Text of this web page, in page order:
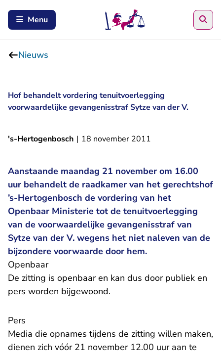
Menu
Nieuws
Hof behandelt vordering tenuitvoerlegging
voorwaardelijke gevangenisstraf Sytze van der V.
's-Hertogenbosch | 18 november 2011
Aanstaande maandag 21 november om 16.00
uur behandelt de raadkamer van het gerechtshof
’s-Hertogenbosch de vordering van het
Openbaar Ministerie tot de tenuitvoerlegging
van de voorwaardelijke gevangenisstraf van
Sytze van der V. wegens het niet naleven van de
bijzondere voorwaarde door hem.
Openbaar
De zitting is openbaar en kan dus door publiek en
pers worden bijgewoond.
Pers
Media die opnames tijdens de zitting willen maken,
dienen zich vóór 21 november 12.00 uur aan te